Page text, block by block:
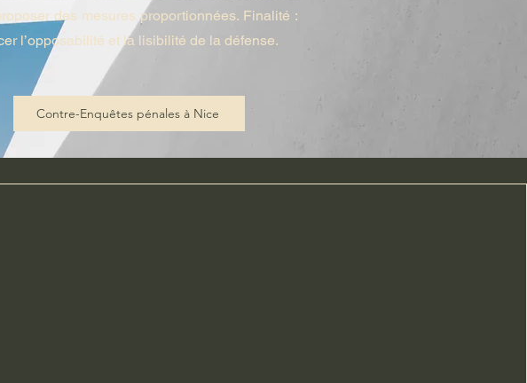
des mesures proportionnées. Finalité :
l’opposabilité et la lisibilité de la défense.
Contre-Enquêtes pénales à Nice